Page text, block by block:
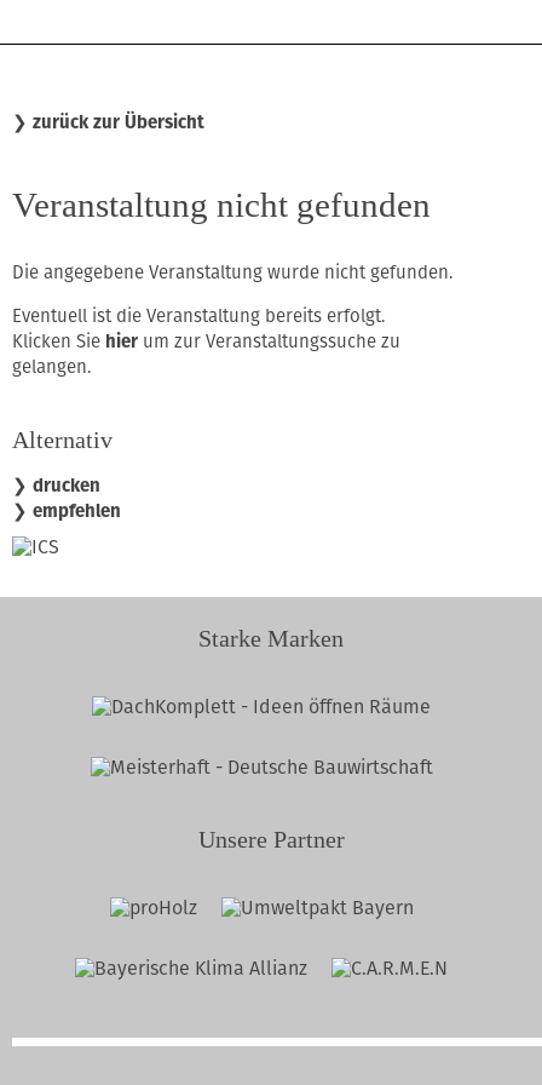
❯ zurück zur Übersicht
Veranstaltung nicht gefunden
Die angegebene Veranstaltung wurde nicht gefunden.
Eventuell ist die Veranstaltung bereits erfolgt.
Klicken Sie hier um zur Veranstaltungssuche zu
gelangen.
Alternativ
❯ drucken
❯ empfehlen
Starke Marken
Unsere Partner